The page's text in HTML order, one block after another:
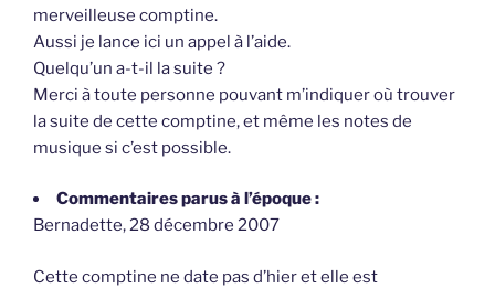
merveilleuse comptine.
Aussi je lance ici un appel à l’aide.
Quelqu’un a-t-il la suite ?
Merci à toute personne pouvant m’indiquer où trouver
la suite de cette comptine, et même les notes de
musique si c’est possible.
Commentaires parus à l’époque :
Bernadette, 28 décembre 2007
Cette comptine ne date pas d’hier et elle est